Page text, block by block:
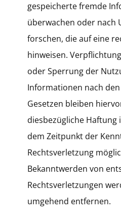
gespeicherte fremde
überwachen oder nach
forschen, die auf eine
hinweisen.
oder Sperrung der
Informationen nach
Gesetzen bleiben
diesbezügliche Haftung
dem Zeitpunkt der
Rechtsverletzung
Bekanntwerden von
Rechtsverletzungen
umgehend entfernen.